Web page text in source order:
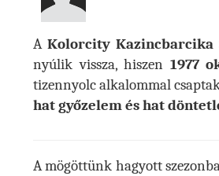
AKolorcity Kazincbarcika
nyúlik vissza, hiszen 1977
tizennyolc alkalommal
hat győzelem és hat
A mögöttünk hagyott